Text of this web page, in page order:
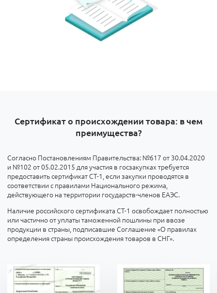
Сертификат о происхождении товара: в чем
преимущества?
Согласно Постановлениям Правительства: №617 от 30.04.2020
и №102 от 05.02.2015 для участия в госзакупках требуется
предоставить сертификат СТ-1, если закупки проводятся в
соответствии с правилами Национального режима,
действующего на территории государств-членов ЕАЭС.
Наличие российского сертификата СТ-1 освобождает полностью
или частично от уплаты таможенной пошлины при ввозе
продукции в страны, подписавшие Соглашение «О правилах
определения страны происхождения товаров в СНГ».